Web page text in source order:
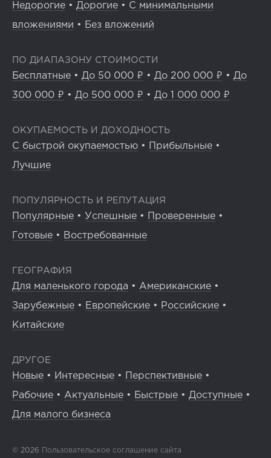
Недорогие • Дорогие • С минимальными
вложениями • Без вложений
ПО ДИАПАЗОНУ СТОИМОСТИ
Бесплатные • До 50 000 ₽ • До 200 000 ₽ • До
300 000 ₽ • До 500 000 ₽ • До 1 000 000 ₽
ОКУПАЕМОСТЬ И ДОХОДНОСТЬ
С быстрой окупаемостью • Прибыльные •
Лучшие
ПОПУЛЯРНОСТЬ И РЕПУТАЦИЯ
Популярные • Успешные • Проверенные •
Готовые • Востребованные
ГЕОГРАФИЯ
Для маленького города • Американские •
Зарубежные • Европейские • Российские •
Китайские
ДРУГОЕ
Новые • Интересные • Перспективные •
Рабочие • Актуальные • Быстрые • Доступные •
Для малого бизнеса
© 2026 Пользовательское соглашение сайта